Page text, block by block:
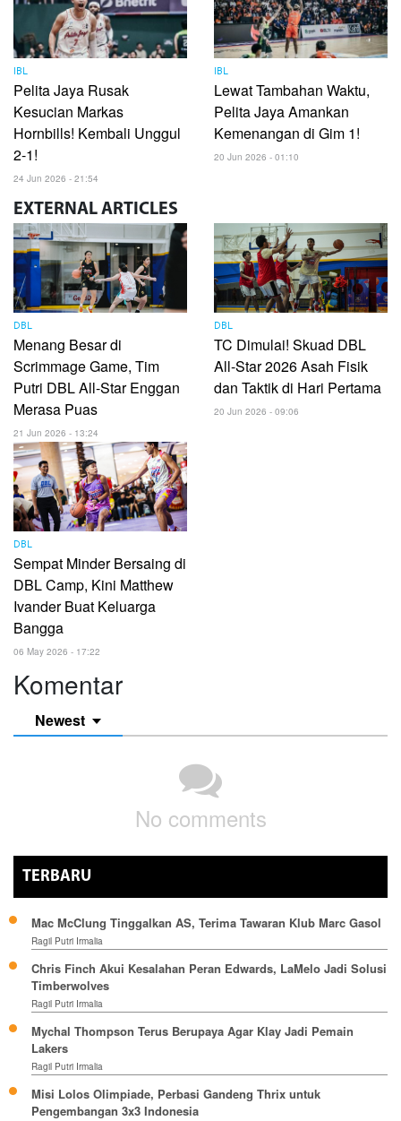
IBL
Pelita Jaya Rusak
Kesucian Markas
Hornbills! Kembali Unggul
2-1!
24 Jun 2026 - 21:54
IBL
Lewat Tambahan Waktu,
Pelita Jaya Amankan
Kemenangan di Gim 1!
20 Jun 2026 - 01:10
EXTERNAL ARTICLES
DBL
Menang Besar di
Scrimmage Game, Tim
Putri DBL All-Star Enggan
Merasa Puas
21 Jun 2026 - 13:24
DBL
TC Dimulai! Skuad DBL
All-Star 2026 Asah Fisik
dan Taktik di Hari Pertama
20 Jun 2026 - 09:06
DBL
Sempat Minder Bersaing di
DBL Camp, Kini Matthew
Ivander Buat Keluarga
Bangga
06 May 2026 - 17:22
Komentar
Newest
No comments
TERBARU
Mac McClung Tinggalkan AS, Terima Tawaran Klub Marc Gasol
Ragil Putri Irmalia
Chris Finch Akui Kesalahan Peran Edwards, LaMelo Jadi Solusi
Timberwolves
Ragil Putri Irmalia
Mychal Thompson Terus Berupaya Agar Klay Jadi Pemain
Lakers
Ragil Putri Irmalia
Misi Lolos Olimpiade, Perbasi Gandeng Thrix untuk
Pengembangan 3x3 Indonesia